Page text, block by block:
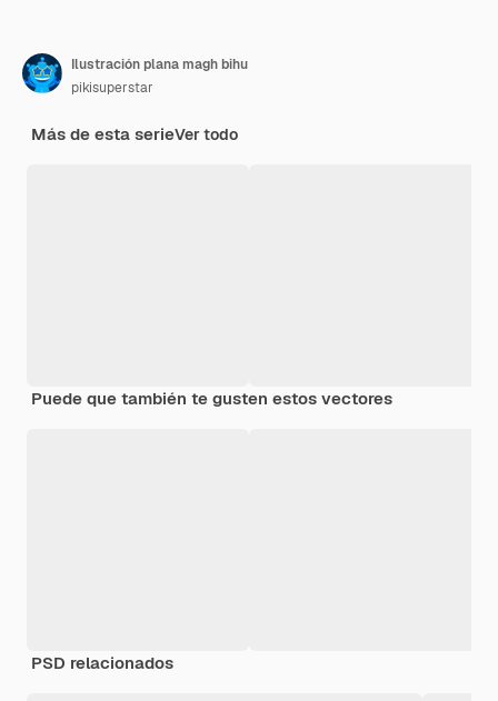
Ilustración plana magh bihu
pikisuperstar
Más de esta serieVer todo
Puede que también te gusten estos vectores
PSD relacionados